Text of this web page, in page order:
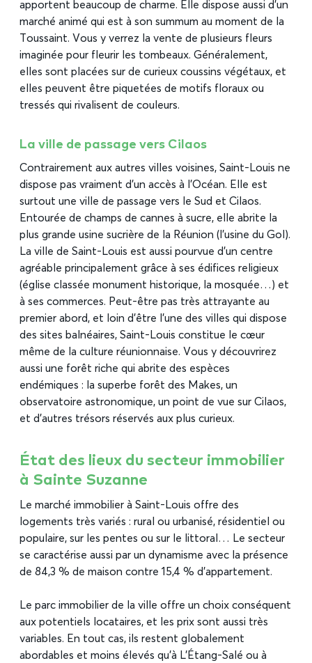
apportent beaucoup de charme. Elle dispose aussi d’un
marché animé qui est à son summum au moment de la
Toussaint. Vous y verrez la vente de plusieurs fleurs
imaginée pour fleurir les tombeaux. Généralement,
elles sont placées sur de curieux coussins végétaux, et
elles peuvent être piquetées de motifs floraux ou
tressés qui rivalisent de couleurs.
La ville de passage vers Cilaos
Contrairement aux autres villes voisines, Saint-Louis ne
dispose pas vraiment d’un accès à l’Océan. Elle est
surtout une ville de passage vers le Sud et Cilaos.
Entourée de champs de cannes à sucre, elle abrite la
plus grande usine sucrière de la Réunion (l’usine du Gol).
La ville de Saint-Louis est aussi pourvue d’un centre
agréable principalement grâce à ses édifices religieux
(église classée monument historique, la mosquée…) et
à ses commerces. Peut-être pas très attrayante au
premier abord, et loin d’être l’une des villes qui dispose
des sites balnéaires, Saint-Louis constitue le cœur
même de la culture réunionnaise. Vous y découvrirez
aussi une forêt riche qui abrite des espèces
endémiques : la superbe forêt des Makes, un
observatoire astronomique, un point de vue sur Cilaos,
et d’autres trésors réservés aux plus curieux.
État des lieux du secteur immobilier
à Sainte Suzanne
Le marché immobilier à Saint-Louis offre des
logements très variés : rural ou urbanisé, résidentiel ou
populaire, sur les pentes ou sur le littoral… Le secteur
se caractérise aussi par un dynamisme avec la présence
de 84,3 % de maison contre 15,4 % d’appartement.
Le parc immobilier de la ville offre un choix conséquent
aux potentiels locataires, et les prix sont aussi très
variables. En tout cas, ils restent globalement
abordables et moins élevés qu’à L’Étang-Salé ou à